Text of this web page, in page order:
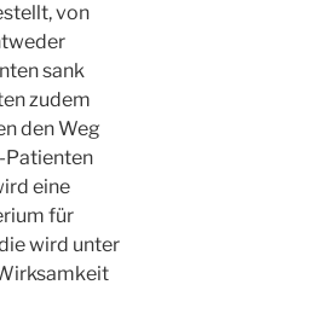
von
sank
zudem
den Weg
Patienten
eine
für
wird unter